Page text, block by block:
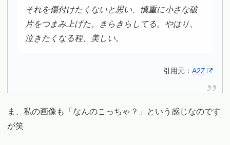
それを傷付けたくないと思い、慎重に小さな破
片をつまみ上げた。きらきらしてる。やはり、
泣きたくなる程、美しい。
引用元： A2Z
ま、私の画像も「なんのこっちゃ？」という感じなのです
が笑